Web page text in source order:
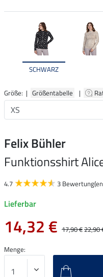
SCHWARZ
Größe: | Größentabelle |
Felix Bühler
Funktionsshirt
4.7 3
Lieferbar
14,32 € 17,90 €22,90
Menge: